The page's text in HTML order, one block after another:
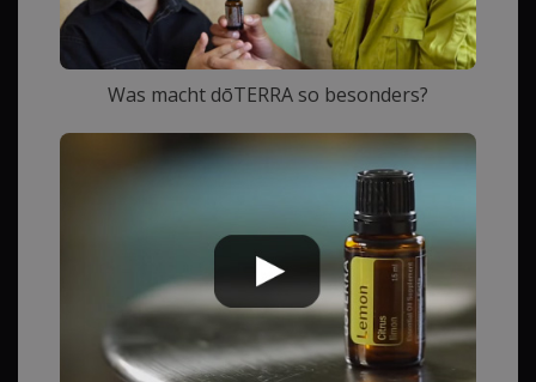
Was macht dōTERRA so besonders?